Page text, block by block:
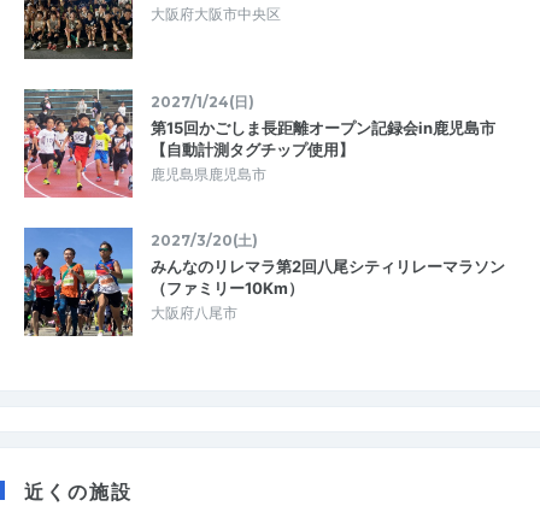
大阪府大阪市中央区
2027/1/24(日)
第15回かごしま長距離オープン記録会in鹿児島市
【自動計測タグチップ使用】
鹿児島県鹿児島市
2027/3/20(土)
みんなのリレマラ第2回八尾シティリレーマラソン
（ファミリー10Km）
大阪府八尾市
近くの施設